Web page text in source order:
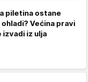
piletina ostane
Većina pravi
izvadi iz ulja